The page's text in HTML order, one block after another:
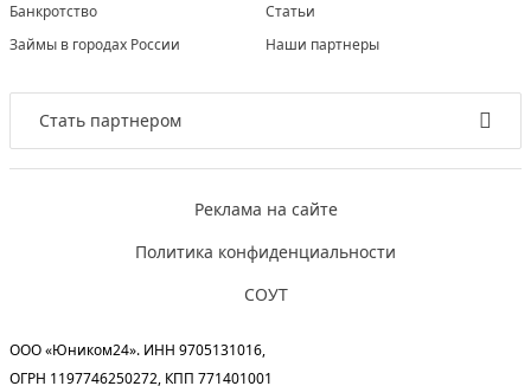
Банкротство
Займы в городах России
Статьи
Наши партнеры
Стать партнером
Реклама на сайте
Политика конфиденциальности
СОУТ
ООО «Юником24». ИНН 9705131016,
ОГРН 1197746250272, КПП 771401001